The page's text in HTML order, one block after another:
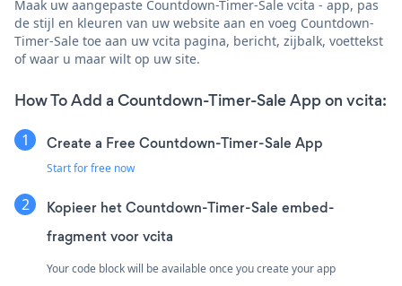
Maak uw aangepaste Countdown-Timer-Sale vcita - app, pas
de stijl en kleuren van uw website aan en voeg Countdown-
Timer-Sale toe aan uw vcita pagina, bericht, zijbalk, voettekst
of waar u maar wilt op uw site.
How To Add a Countdown-Timer-Sale App on vcita:
Create a Free Countdown-Timer-Sale App
Start for free now
Kopieer het Countdown-Timer-Sale embed-
fragment voor vcita
Your code block will be available once you create your app